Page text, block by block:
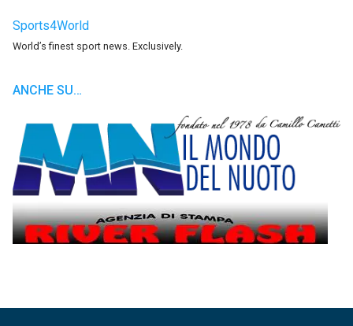
Sports4World
World’s finest sport news. Exclusively.
ANCHE SU…